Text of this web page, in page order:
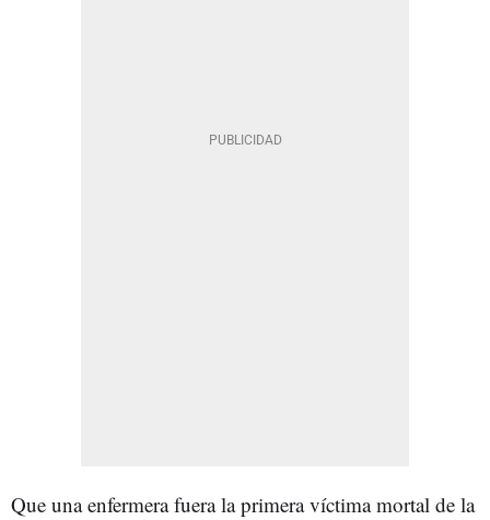
Que una enfermera fuera la primera víctima mortal de la